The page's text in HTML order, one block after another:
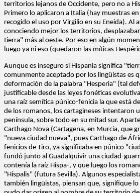
territorios lejanos de Occidente, pero no a
Primero lo aplicaron a Italia (hay muestras
recogido el uso por Virgilio en su Eneida). Al
conociendo mejor los territorios,
tierra" más al oeste. Por eso en algún
luego ya ni eso (quedaron las míticas
Aunque es inseguro si Hispania significa
comunmente aceptado por los lingüistas es
deformación de la palabra "Hesperia" (tal
justificable desde las leyes fonéticas
una raíz semítica púnico-fenicia la que está
de los romanos, los cartagineses intentaron
península, sobre todo en su mitad sur.
Carthago Nova (Cartagena, en Murcia, que
"nueva ciudad nueva", pues Carthago de
fenicios de Tiro, ya significaba en púnico
fundó junto al Guadalquivir una ciudad-
contenía la raíz Hispa-, y que luego los
"Hispalis" (futura Sevilla). Algunos
también lingüistas, piensan que, signifique